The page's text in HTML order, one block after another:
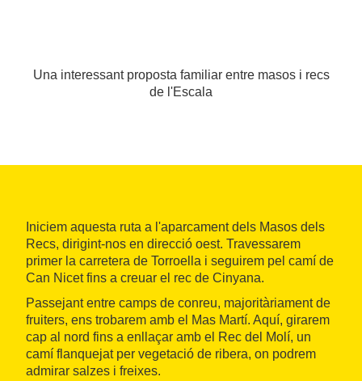
Una interessant proposta familiar entre masos i recs
de l'Escala
Iniciem aquesta ruta a l'aparcament dels Masos dels
Recs, dirigint-nos en direcció oest. Travessarem
primer la carretera de Torroella i seguirem pel camí de
Can Nicet fins a creuar el rec de Cinyana.
Passejant entre camps de conreu, majoritàriament de
fruiters, ens trobarem amb el Mas Martí. Aquí, girarem
cap al nord fins a enllaçar amb el Rec del Molí, un
camí flanquejat per vegetació de ribera, on podrem
admirar salzes i freixes.